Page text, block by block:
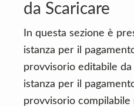
da Scaricare
In questa sezione è
istanza per il
provvisorio editabile
istanza per il
provvisorio compilabile